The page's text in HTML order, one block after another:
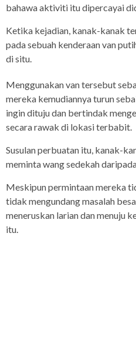
bahawa aktiviti itu dipercayai
Ketika kejadian, kanak-kanak
pada sebuah kenderaan van
di situ.
Menggunakan van tersebut
mereka kemudiannya turun
ingin dituju dan bertindak
secara rawak di lokasi terbabit.
Susulan perbuatan itu, kanak-
meminta wang sedekah
Meskipun permintaan mereka
tidak mengundang masalah
meneruskan larian dan menuju
itu.